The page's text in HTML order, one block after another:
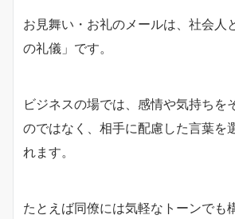
お見舞い・お礼のメールは、社会人
の礼儀」です。
ビジネスの場では、感情や気持ちを
のではなく、相手に配慮した言葉を
れます。
たとえば同僚には気軽なトーンでも